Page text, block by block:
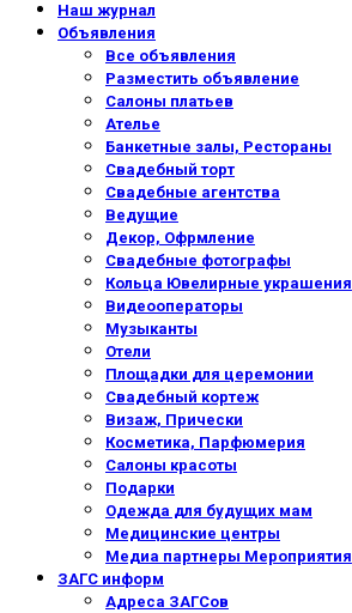
Наш журнал
Объявления
Все объявления
Разместить объявление
Салоны платьев
Ателье
Банкетные залы, Рестораны
Свадебный торт
Свадебные агентства
Ведущие
Декор, Офрмление
Свадебные фотографы
Кольца Ювелирные украшения
Видеооператоры
Музыканты
Отели
Площадки для церемонии
Свадебный кортеж
Визаж, Прически
Косметика, Парфюмерия
Салоны красоты
Подарки
Одежда для будущих мам
Медицинские центры
Медиа партнеры Мероприятия
ЗАГС информ
Адреса ЗАГСов